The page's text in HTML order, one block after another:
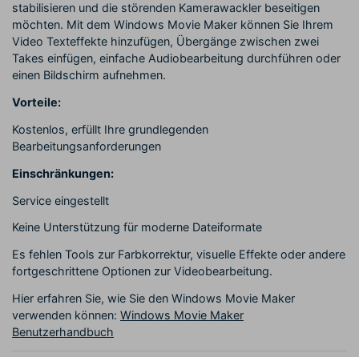
stabilisieren und die störenden Kamerawackler beseitigen
möchten. Mit dem Windows Movie Maker können Sie Ihrem
Video Texteffekte hinzufügen, Übergänge zwischen zwei
Takes einfügen, einfache Audiobearbeitung durchführen oder
einen Bildschirm aufnehmen.
Vorteile:
Kostenlos, erfüllt Ihre grundlegenden
Bearbeitungsanforderungen
Einschränkungen:
Service eingestellt
Keine Unterstützung für moderne Dateiformate
Es fehlen Tools zur Farbkorrektur, visuelle Effekte oder andere
fortgeschrittene Optionen zur Videobearbeitung.
Hier erfahren Sie, wie Sie den Windows Movie Maker
verwenden können: Windows Movie Maker
Benutzerhandbuch